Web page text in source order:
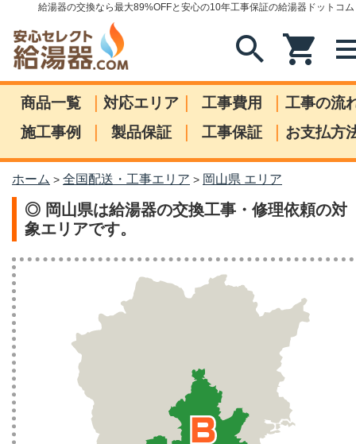
給湯器の交換なら最大89%OFFと安心の10年工事保証の給湯器ドットコム
search shopping_cart
商品一覧 | 対応エリア | 工事費用 | 工事の流
施工事例
| 製品保証 | 工事保証 | お支払方
ホーム > 全国配送・工事エリア > 岡山県 エリア
◎ 岡山県は給湯器の交換工事・修理依頼の対
象エリアです。